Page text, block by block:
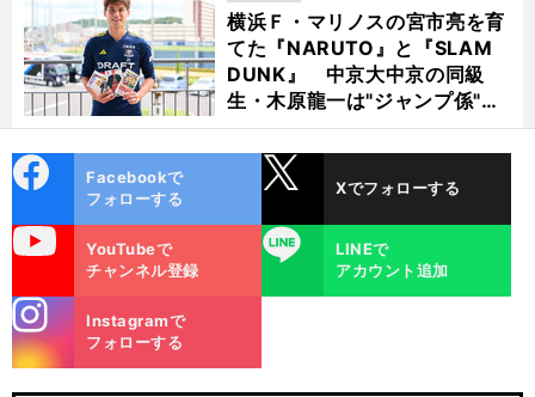
横浜Ｆ・マリノスの宮市亮を育
てた『NARUTO』と『SLAM
DUNK』 中京大中京の同級
生・木原龍一は"ジャンプ係"だ
った
ok
Facebookで
フォローする
Xでフォローする
YouTubeで
チャンネル登録
LINE
LINEで
アカウント追加
m
Instagramで
フォローする